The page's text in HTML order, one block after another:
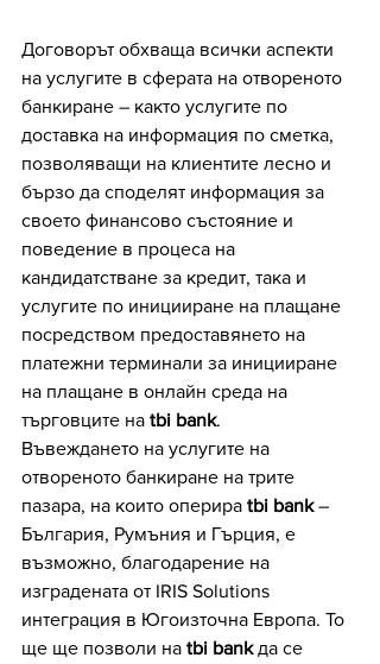
Договорът обхваща всички аспекти
на услугите в сферата на отвореното
банкиране – както услугите по
доставка на информация по сметка,
позволяващи на клиентите лесно и
бързо да споделят информация за
своето финансово състояние и
поведение в процеса на
кандидатстване за кредит, така и
услугите по иницииране на плащане
посредством предоставянето на
платежни терминали за иницииране
на плащане в онлайн среда на
търговците на tbi bank.
Въвеждането на услугите на
отвореното банкиране на трите
пазара, на които оперира tbi bank –
България, Румъния и Гърция, е
възможно, благодарение на
изградената от IRIS Solutions
интеграция в Югоизточна Европа. То
ще ще позволи на tbi bank да се